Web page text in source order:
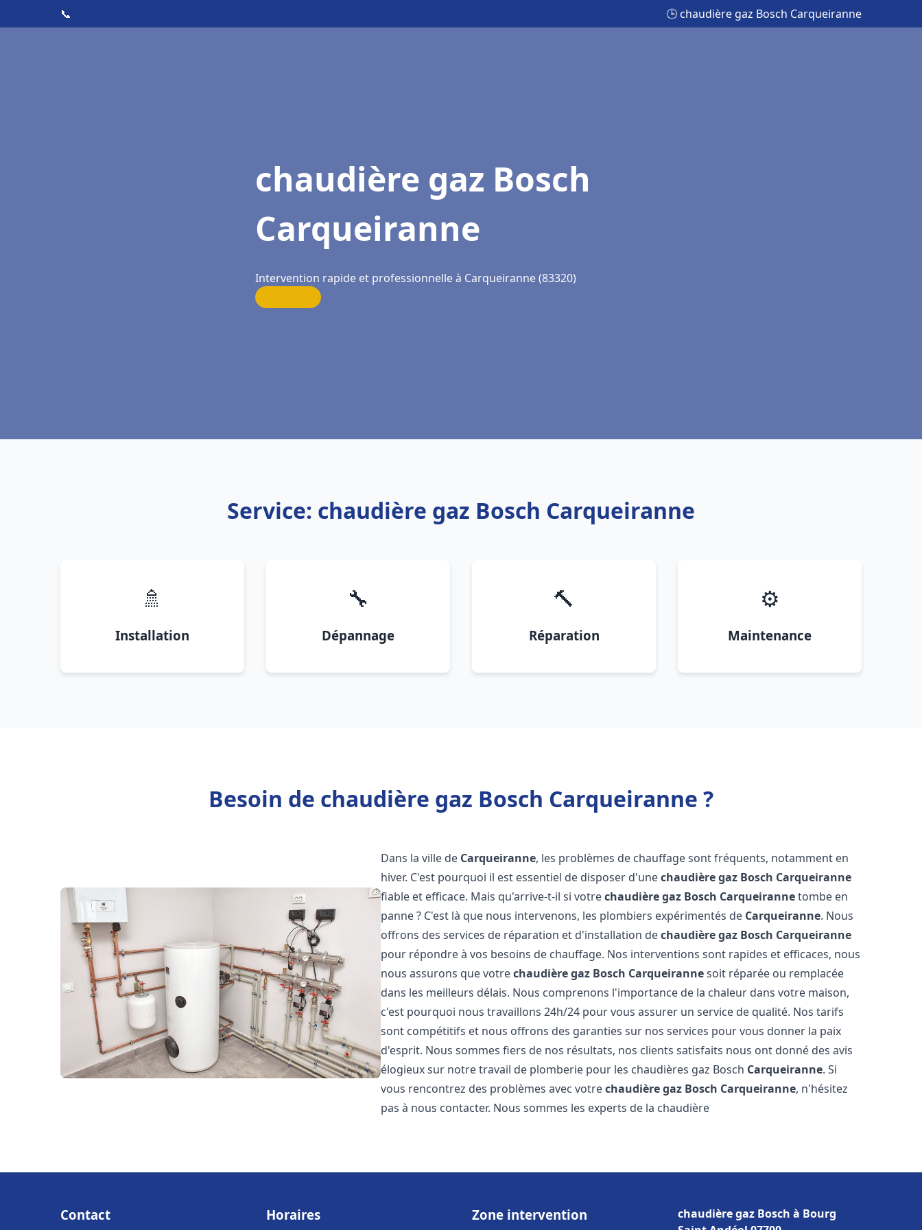
📞 🕒 chaudière gaz Bosch Carqueiranne
chaudière gaz Bosch
Carqueiranne
Intervention rapide et professionnelle à Carqueiranne (83320)
Service: chaudière gaz Bosch Carqueiranne
🚿
Installation
🔧
Dépannage
🔨
Réparation
⚙️
Maintenance
Besoin de chaudière gaz Bosch Carqueiranne ?
Dans la ville de Carqueiranne, les problèmes de chauffage sont fréquents, notamment en
hiver. C'est pourquoi il est essentiel de disposer d'unechaudière gaz Bosch Carqueiranne
fiable et efficace. Mais qu'arrive-t-il si votrechaudière gaz Bosch Carqueirannetombe en
panne ? C'est là que nous intervenons, les plombiers expérimentés de Carqueiranne. Nous
offrons des services de réparation et d'installation dechaudière gaz Bosch Carqueiranne
pour répondre à vos besoins de chauffage. Nos interventions sont rapides et efficaces, nous
nous assurons que votrechaudière gaz Bosch Carqueirannesoit réparée ou remplacée
dans les meilleurs délais. Nous comprenons l'importance de la chaleur dans votre maison,
c'est pourquoi nous travaillons 24h/24 pour vous assurer un service de qualité. Nos tarifs
sont compétitifs et nous offrons des garanties sur nos services pour vous donner la paix
d'esprit. Nous sommes fiers de nos résultats, nos clients satisfaits nous ont donné des avis
élogieux sur notre travail de plomberie pour les chaudières gaz Bosch Carqueiranne. Si
vous rencontrez des problèmes avec votrechaudière gaz Bosch Carqueiranne, n'hésitez
pas à nous contacter. Nous sommes les experts de la chaudière
Contact Horaires Zone intervention
chaudière gaz Bosch à Bourg